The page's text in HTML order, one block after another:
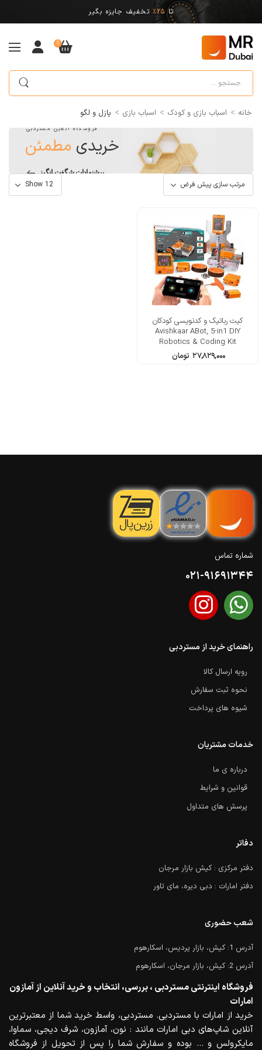
تا 25% تخفیف جایزه بگیر
0
خانه > اسباب بازی و کودک > اسباب بازی > پازل و لگو
فروشگاه آنلاین مستردبی
خریدی مطمئن
پیشنهادات شگفت انگیز
کیت رباتیک و کدنویسی کودکان
Avishkaar ABot, 5-in1 DIY
Robotics & Coding Kit
۲۷,۸۲۹,۰۰۰ تومان
شماره تماس
021-91691344
راهنمای خرید از مستردبی
رویه ارسال کالا
نحوه ثبت سفارش
شیوه های پرداخت
خدمات مشتریان
درباره ی ما
قوانین و شرایط
پرسش های متداول
دفاتر
دفتر مرکزی : کیش بازار مرجان
دفتر امارات : دبی دیره، مای تاور
شعب حضوری
آدرس 1: کیش، بازار پردیس، اسکارهوم
آدرس 2: کیش، بازار مرجان، اسکارهوم
فروشگاه اینترنتی مستردبی ، بررسی، انتخاب و خرید آنلاین از آمازون
امارات
خرید از امارات با مستردبی. مستردبی، واسط خرید شما از معتبرترین
آنلاین شاپ‌های دبی امارات مانند : نون، آمازون، شرف دیجی، سماوا،
مایکرولس و … بوده و سفارش شما را پس از تحویل از فروشگاه